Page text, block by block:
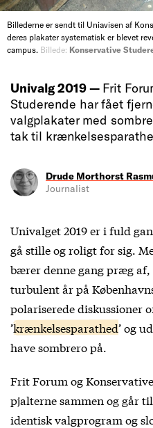
Billederne er sendt til Uniavisen af
deres plakater systematisk er blevet
campus. Billede: Konservative
Univalg 2019 — Frit
Studerende har fået
valgplakater med
tak til
Drude Morthorst
Journalist
Univalget 2019 er i fuld
gå stille og roligt for sig.
bærer denne gang præg
turbulent år på
polariserede diskussioner
’krænkelsesparathed’ og
have sombrero på.
Frit Forum og
pjalterne sammen og går
identisk valgprogram og